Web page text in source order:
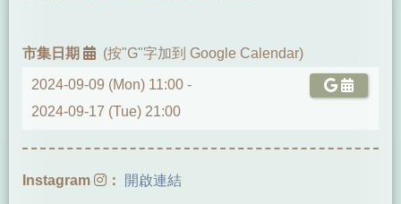
市集日期 (按"G"字加到 Google Calendar)
2024-09-09 (Mon) 11:00 -
2024-09-17 (Tue) 21:00
Instagram ： 開啟連結